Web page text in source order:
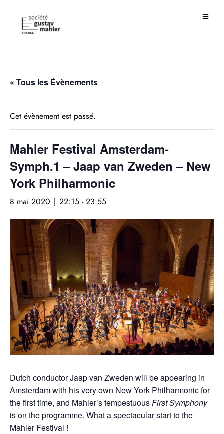
« Tous les Évènements
Cet évènement est passé.
Mahler Festival Amsterdam-
Symph.1 – Jaap van Zweden – New
York Philharmonic
8 mai 2020 | 22:15 - 23:55
Dutch conductor Jaap van Zweden will be appearing in
Amsterdam with his very own New York Philharmonic for
the first time, and Mahler’s tempestuous First Symphony
is on the programme. What a spectacular start to the
Mahler Festival !